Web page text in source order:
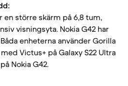
en större skärm på 6,8 tum,
visningsyta. Nokia G42 har
enheterna använder Gorilla
Victus+ på Galaxy S22 Ultra
Nokia G42.